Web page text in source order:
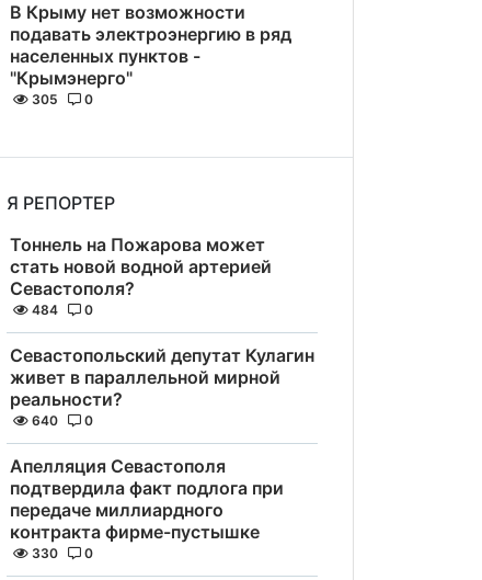
В Крыму нет возможности
подавать электроэнергию в ряд
населенных пунктов -
"Крымэнерго"
305 0
Я РЕПОРТЕР
Тоннель на Пожарова может
стать новой водной артерией
Севастополя?
484 0
Севастопольский депутат Кулагин
живет в параллельной мирной
реальности?
640 0
Апелляция Севастополя
подтвердила факт подлога при
передаче миллиардного
контракта фирме-пустышке
330 0